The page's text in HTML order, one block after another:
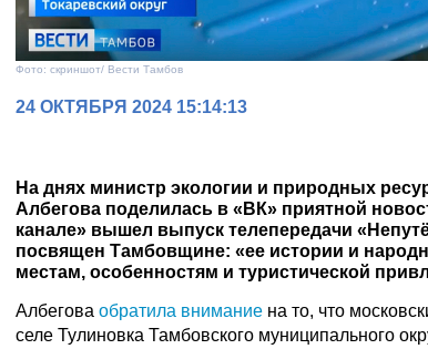
Фото: скриншот/ Вести Тамбов
24 ОКТЯБРЯ 2024 15:14:13
На днях министр экологии и природных
Албегова поделилась в «ВК» приятной
канале» вышел выпуск телепередачи
посвящен Тамбовщине: «ее истории и
местам, особенностям и туристической
Албеговаобратила внимание на то, что
селе Тулиновка Тамбовского муниципального